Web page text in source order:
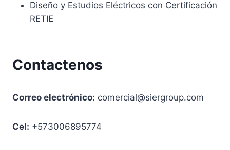
Diseño y Estudios Eléctricos con Certificación
RETIE
Contactenos
Correo electrónico: comercial@siergroup.com
Cel: +573006895774